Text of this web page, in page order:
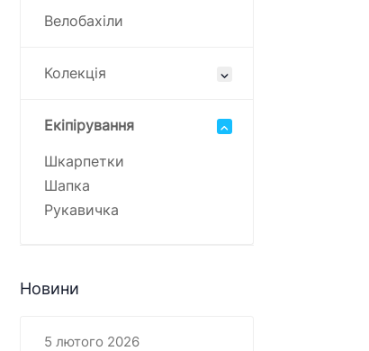
Велобахіли
Колекція
Екіпірування
Шкарпетки
Шапка
Рукавичка
Новини
5 лютого 2026